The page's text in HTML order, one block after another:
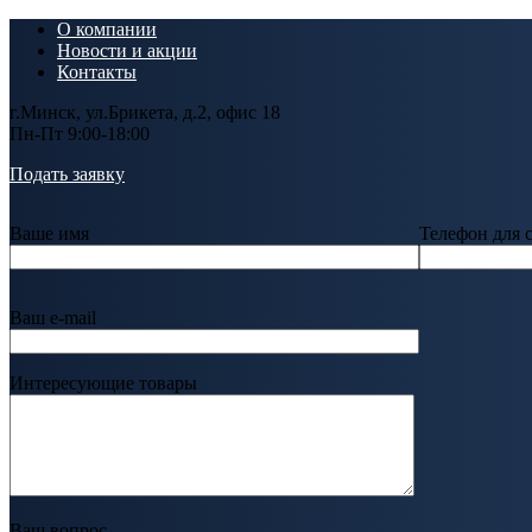
О компании
Новости и акции
Контакты
г.Минск, ул.Брикета, д.2, офис 18
Пн-Пт 9:00-18:00
Подать заявку
Ваше имя Телефон для
Ваш e-mail
Интересующие товары